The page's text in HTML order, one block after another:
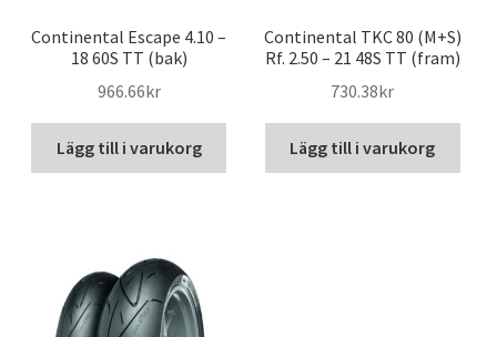
Continental Escape 4.10 –
18 60S TT (bak)
966.66kr
Lägg till i varukorg
Continental TKC 80 (M+S)
Rf. 2.50 – 21 48S TT (fram)
730.38kr
Lägg till i varukorg